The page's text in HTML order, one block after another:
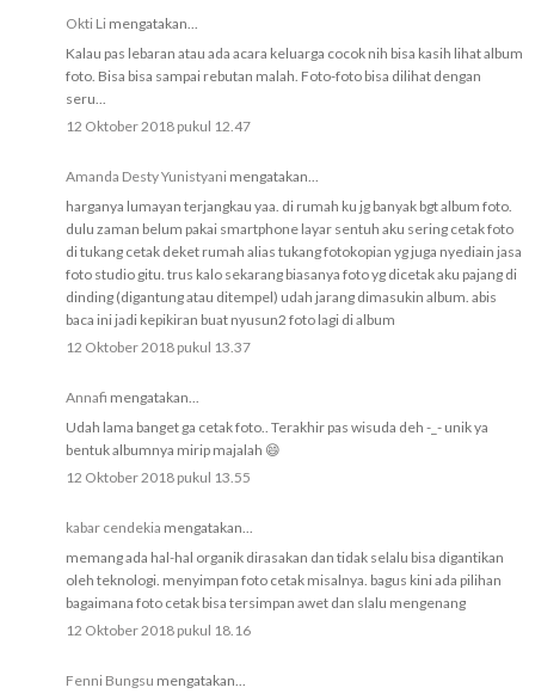
Okti Li mengatakan...
Kalau pas lebaran atau ada acara keluarga cocok nih bisa kasih lihat album
foto. Bisa bisa sampai rebutan malah. Foto-foto bisa dilihat dengan
seru...
12 Oktober 2018 pukul 12.47
Amanda Desty Yunistyani mengatakan...
harganya lumayan terjangkau yaa. di rumah ku jg banyak bgt album foto.
dulu zaman belum pakai smartphone layar sentuh aku sering cetak foto
di tukang cetak deket rumah alias tukang fotokopian yg juga nyediain jasa
foto studio gitu. trus kalo sekarang biasanya foto yg dicetak aku pajang di
dinding (digantung atau ditempel) udah jarang dimasukin album. abis
baca ini jadi kepikiran buat nyusun2 foto lagi di album
12 Oktober 2018 pukul 13.37
Annafi mengatakan...
Udah lama banget ga cetak foto.. Terakhir pas wisuda deh -_- unik ya
bentuk albumnya mirip majalah 😄
12 Oktober 2018 pukul 13.55
kabar cendekia mengatakan...
memang ada hal-hal organik dirasakan dan tidak selalu bisa digantikan
oleh teknologi. menyimpan foto cetak misalnya. bagus kini ada pilihan
bagaimana foto cetak bisa tersimpan awet dan slalu mengenang
12 Oktober 2018 pukul 18.16
Fenni Bungsu mengatakan...